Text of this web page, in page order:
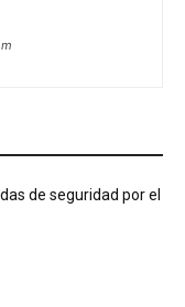
de seguridad por el